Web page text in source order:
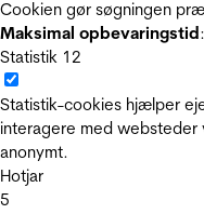
Cookien gør søgningen
Maksimal opbevaringstid
Statistik 12
Statistik-cookies hjælper
interagere med websteder
anonymt.
Hotjar
5